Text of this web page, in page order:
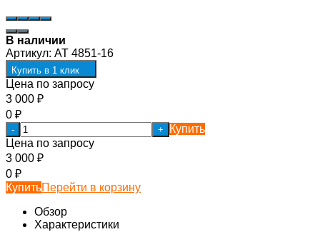
В наличии
Артикул: AT 4851-16
Купить в 1 клик
Цена по запросу
3 000 ₽
0 ₽
- +
Купить
Цена по запросу
3 000 ₽
0 ₽
КупитьПерейти в корзину
Обзор
Характеристики